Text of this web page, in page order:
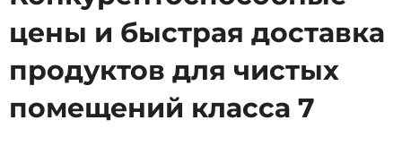
цены и быстрая доставка
продуктов для чистых
помещений класса 7